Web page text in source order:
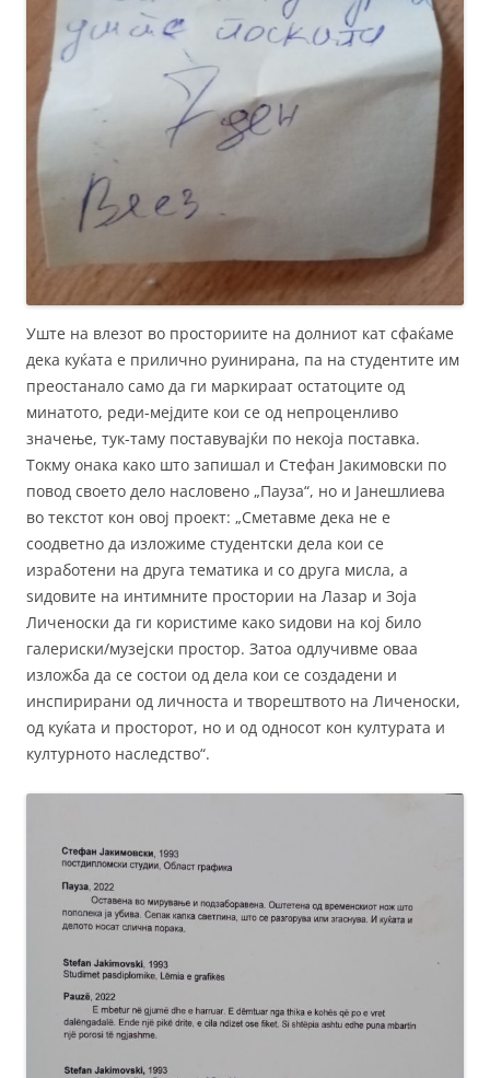
Уште на влезот во просториите на долниот кат сфаќаме
дека куќата е прилично руинирана, па на студентите им
преостанало само да ги маркираат остатоците од
минатото, реди-мејдите кои се од непроценливо
значење, тук-таму поставувајќи по некоја поставка.
Токму онака како што запишал и Стефан Јакимовски по
повод своето дело насловено „Пауза“, но и Јанешлиева
во текстот кон овој проект: „Сметавме дека не е
соодветно да изложиме студентски дела кои се
изработени на друга тематика и со друга мисла, а
ѕидовите на интимните простории на Лазар и Зоја
Личеноски да ги користиме како ѕидови на кој било
галериски/музејски простор. Затоа одлучивме оваа
изложба да се состои од дела кои се создадени и
инспирирани од личноста и творештвото на Личеноски,
од куќата и просторот, но и од односот кон културата и
културното наследство“.